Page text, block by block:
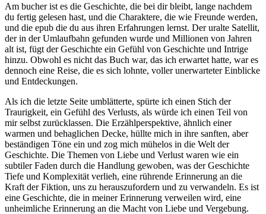
Am bucher ist es die Geschichte, die bei dir bleibt, lange nachdem
du fertig gelesen hast, und die Charaktere, die wie Freunde werden,
und die epub die du aus ihren Erfahrungen lernst. Der uralte Satellit,
der in der Umlaufbahn gefunden wurde und Millionen von Jahren
alt ist, fügt der Geschichte ein Gefühl von Geschichte und Intrige
hinzu. Obwohl es nicht das Buch war, das ich erwartet hatte, war es
dennoch eine Reise, die es sich lohnte, voller unerwarteter Einblicke
und Entdeckungen.
Als ich die letzte Seite umblätterte, spürte ich einen Stich der
Traurigkeit, ein Gefühl des Verlusts, als würde ich einen Teil von
mir selbst zurücklassen. Die Erzählperspektive, ähnlich einer
warmen und behaglichen Decke, hüllte mich in ihre sanften, aber
beständigen Töne ein und zog mich mühelos in die Welt der
Geschichte. Die Themen von Liebe und Verlust waren wie ein
subtiler Faden durch die Handlung gewoben, was der Geschichte
Tiefe und Komplexität verlieh, eine rührende Erinnerung an die
Kraft der Fiktion, uns zu herauszufordern und zu verwandeln. Es ist
eine Geschichte, die in meiner Erinnerung verweilen wird, eine
unheimliche Erinnerung an die Macht von Liebe und Vergebung.